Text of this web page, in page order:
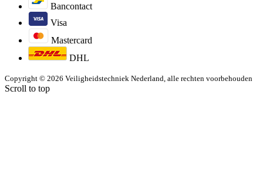
Bancontact
Visa
Mastercard
DHL
Copyright © 2026 Veiligheidstechniek Nederland, alle rechten voorbehouden
Scroll to top